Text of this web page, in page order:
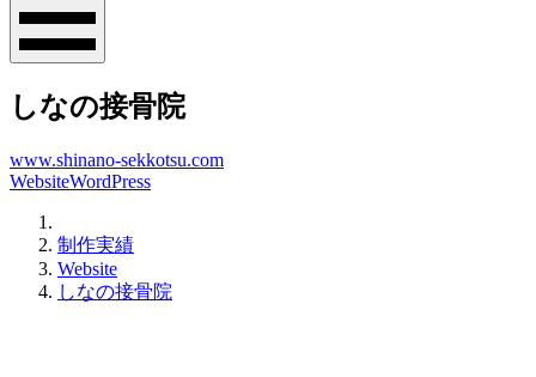
ニ
ー
しなの接骨院
www.shinano-sekkotsu.com
WebsiteWordPress(オ
ゼ
ロ
制作実績
Website
しなの接骨院